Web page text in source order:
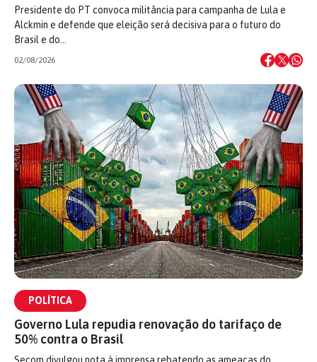
Presidente do PT convoca militância para campanha de Lula e
Alckmin e defende que eleição será decisiva para o futuro do
Brasil e do…
02/08/2026
POLÍTICA
Governo Lula repudia renovação do tarifaço de
50% contra o Brasil
Secom divulgou nota à imprensa rebatendo as ameaças do